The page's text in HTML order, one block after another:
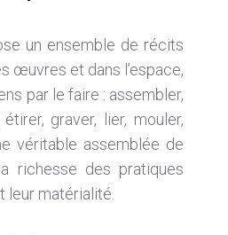
un ensemble de récits
œuvres et dans l’espace,
par le faire : assembler,
graver, lier, mouler,
véritable assemblée de
richesse des pratiques
leur matérialité.